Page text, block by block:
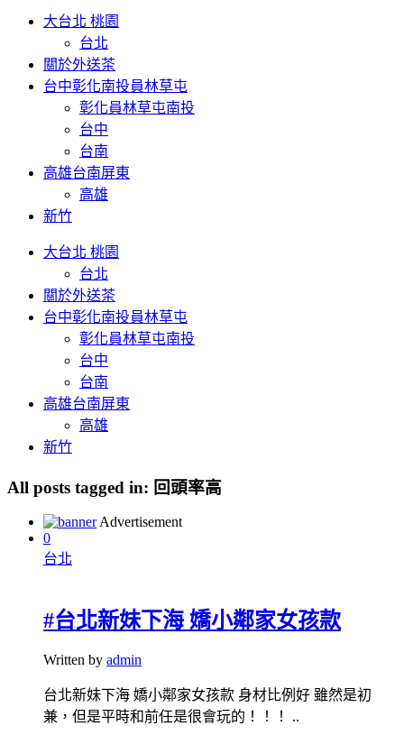
大台北 桃園
台北
關於外送茶
台中彰化南投員林草屯
彰化員林草屯南投
台中
台南
高雄台南屏東
高雄
新竹
大台北 桃園
台北
關於外送茶
台中彰化南投員林草屯
彰化員林草屯南投
台中
台南
高雄台南屏東
高雄
新竹
All posts tagged in: 回頭率高
Advertisement
0
台北
#台北新妹下海 嬌小鄰家女孩款
Written by admin
台北新妹下海 嬌小鄰家女孩款 身材比例好 雖然是初
兼，但是平時和前任是很會玩的！！！ ..